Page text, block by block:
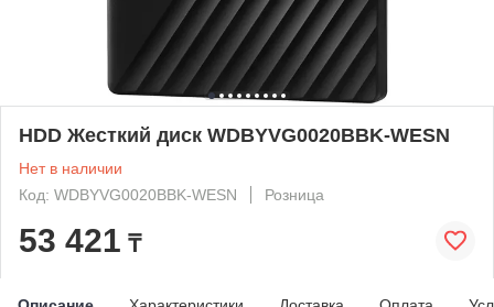
HDD Жесткий диск WDBYVG0020BBK-WESN
Нет в наличии
Код: WDBYVG0020BBK-WESN
Розница
53 421 ₸